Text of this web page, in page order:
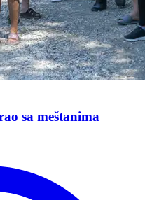
sa mеštanima